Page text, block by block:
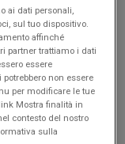
Caltrano
ai dati personali,
sul tuo dispositivo.
affinché
partner trattiamo i dati
essere
non essere
per modificare le tue
Mostra finalità in
contesto del nostro
sulla